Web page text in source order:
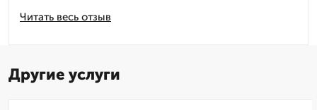
Читать весь отзыв
Другие услуги